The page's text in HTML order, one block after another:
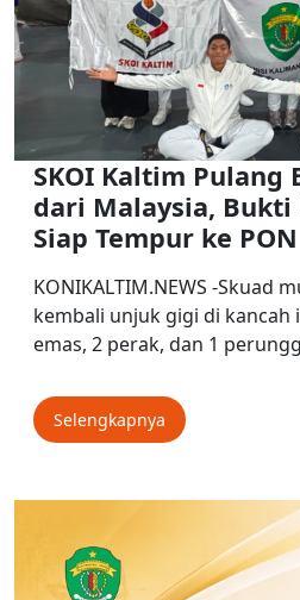
SKOI Kaltim Pulang
dari Malaysia, Bukti
Siap Tempur ke
KONIKALTIM.NEWS -Skuad
kembali unjuk gigi di kancah
emas, 2 perak, dan 1
Selengkapnya